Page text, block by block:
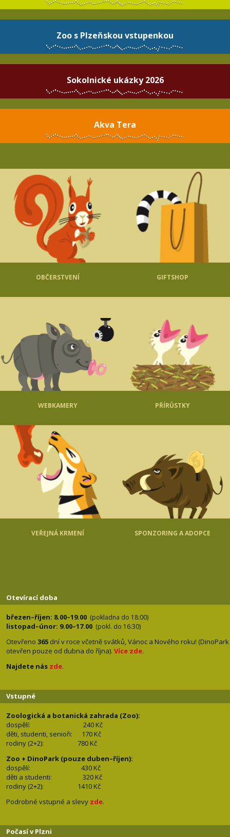
Zoo s Plzeňskou vstupenkou
Sokolnické ukázky 2026
Akva Tera
OBČERSTVENÍ GIFTSHOP
WEBKAMERY PŘÍRŮSTKY
VEŘEJNÁ KRMENÍ SPONZORING A ADOPCE
Otevírací doba
březen–říjen: 8.00–19.00 (pokladna do 18:00)
listopad–únor: 9.00–17.00 (pokl. do 16:30)
Otevřeno 365 dní v roce včetně svátků, Vánoc a Nového roku! (DinoPark
otevřen pouze od dubna do října). Více zde.
Najdete nás zde.
Vstupné
Zoologická a botanická zahrada (Zoo):
dospělí:
240 Kč
děti, studenti, senioři: 170 Kč
rodiny (2+2): 780 Kč
Zoo + DinoPark (pouze duben–říjen):
dospělí: 430 Kč
děti a studenti: 320 Kč
rodiny (2+2): 1410 Kč
Podrobné vstupné a slevy zde.
Počasí v Plzni